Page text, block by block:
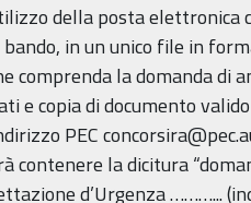
della posta elettronica
bando, in un unico file in
comprenda la domanda di
e copia di documento
PEC
contenere la dicitura
d’Urgenza ………...